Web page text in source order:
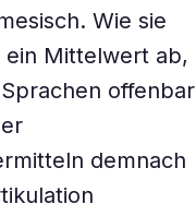
Wie sie
ein Mittelwert ab,
offenbar
demnach